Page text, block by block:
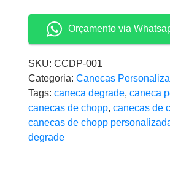
Degradê
quantidade
Orçamento via
SKU: CCDP-001
Categoria: Canecas
Tags: caneca degrade, caneca
canecas de chopp, canecas de
canecas de chopp
degrade